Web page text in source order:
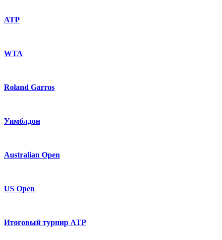
ATP
WTA
Roland Garros
Уимблдон
Australian Open
US Open
Итоговый турнир ATP